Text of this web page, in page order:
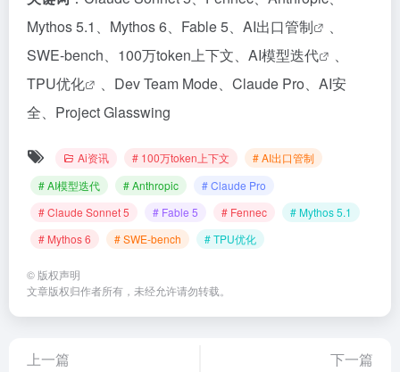
Mythos 5.1、Mythos 6、Fable 5、 AI出口管制
、
SWE-bench、100万token上下文、 AI模型迭代
、
TPU优化
、Dev Team Mode、Claude Pro、AI安
全、Project Glasswing
Ai资讯 # 100万token上下文
# AI出口管制
# AI模型迭代
# Anthropic
# Claude Pro
# Claude Sonnet 5
# Fable 5 # Fennec
# Mythos 5.1
# Mythos 6
# SWE-bench # TPU优化
© 版权声明
文章版权归作者所有，未经允许请勿转载。
上一篇 下一篇